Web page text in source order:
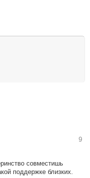
9
совместишь
поддержке близких.